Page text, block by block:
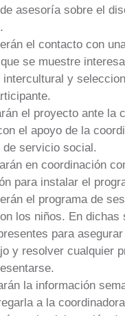
asesoría sobre el
el contacto con
se muestre
intercultural y
el proyecto ante la
el apoyo de la
de servicio social.
en coordinación
para instalar el
el programa de
los niños. En dichas
para
y resolver cualquier
la información
a la